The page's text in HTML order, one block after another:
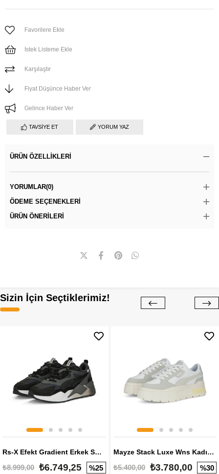
Favorilere Ekle
İstek Listeme Ekle
Karşılaştır
Fiyat Düşünce Haber Ver
Gelince Haber Ver
TAVSIYE ET YORUM YAZ
ÜRÜN ÖZELLIKLERI
YORUMLAR(0)
ÖDEME SEÇENEKLERI
ÜRÜN ÖNERILERI
Sizin İçin Seçtiklerimiz!
Rs-X Efekt Gradient Erkek Sneaker
₺8.999,00 ₺6.749,25 %25
Mayze Stack Luxe Wns Kadın Sneaker
₺5.400,00 ₺3.780,00 %30